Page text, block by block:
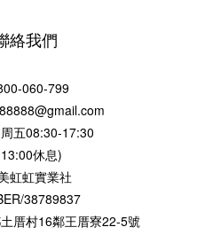
絡我們
060-799
五08:30-17:30
休息)
虹虹實業社
38789837
厝村16鄰王厝寮22-5號